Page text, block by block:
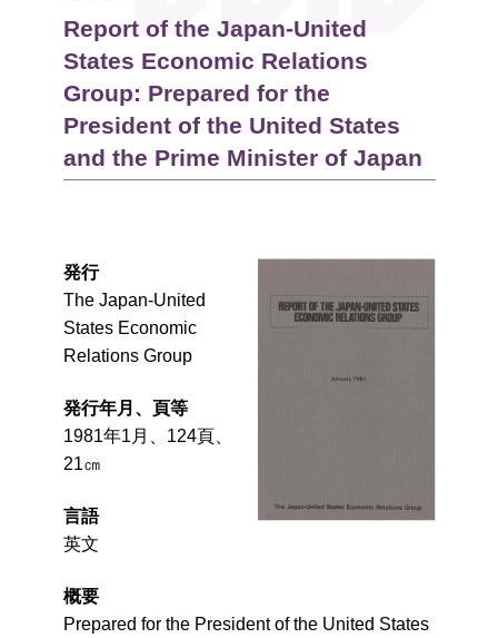
Report of the Japan-United
States Economic Relations
Group: Prepared for the
President of the United States
and the Prime Minister of Japan
発行
The Japan-United
States Economic
Relations Group
発行年月、頁等
1981年1月、124頁、
21㎝
言語
英文
概要
Prepared for the President of the United States